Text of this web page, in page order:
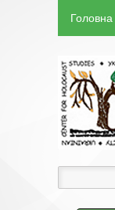
Головна